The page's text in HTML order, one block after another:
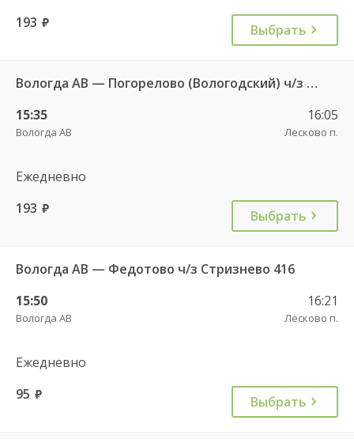
193 руб. Выбрать
Вологда АВ — Погорелово (Вологодский) ч/з Новый Источник 422
15:35
Вологда АВ
16:05
Лесково п.
Ежедневно
193 руб. Выбрать
Вологда АВ — Федотово ч/з Стризнево 416
15:50
Вологда АВ
16:21
Лесково п.
Ежедневно
95 руб. Выбрать